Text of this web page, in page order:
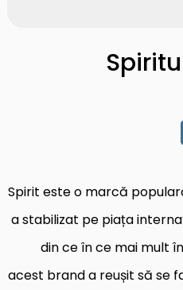
Spirit este o marcă
a stabilizat pe piața
din ce în ce mai mult
acest brand a reușit să se